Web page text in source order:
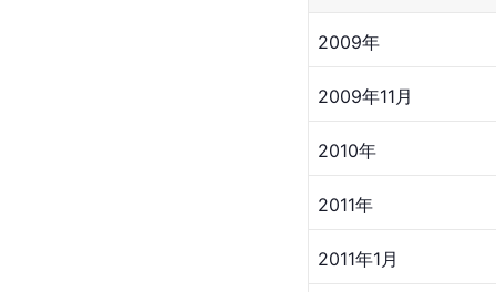
2009年
2009年11月
2010年
2011年
2011年1月